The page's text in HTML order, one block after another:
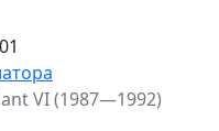
VI (1987—1992)